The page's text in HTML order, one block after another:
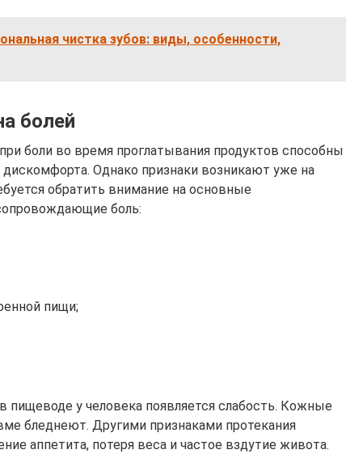
чистка зубов: виды, особенности,
болей
боли во время проглатывания продуктов способны
дискомфорта. Однако признаки возникают уже на
обратить внимание на основные
боль:
пищи;
пищеводе у человека появляется слабость. Кожные
бледнеют. Другими признаками протекания
аппетита, потеря веса и частое вздутие живота.